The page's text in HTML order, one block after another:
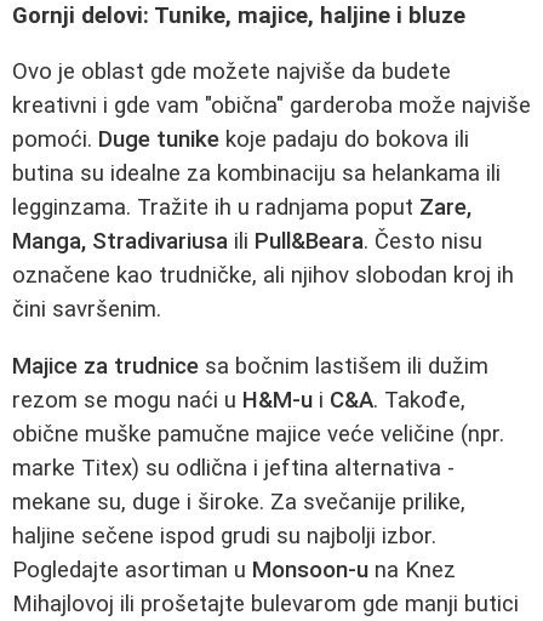
Gornji delovi: Tunike, majice, haljine i bluze
Ovo je oblast gde možete najviše da budete
kreativni i gde vam "obična" garderoba može najviše
pomoći. Duge tunike koje padaju do bokova ili
butina su idealne za kombinaciju sa helankama ili
legginzama. Tražite ih u radnjama poput Zare,
Manga, Stradivariusa ili Pull&Beara. Često nisu
označene kao trudničke, ali njihov slobodan kroj ih
čini savršenim.
Majice za trudnice sa bočnim lastišem ili dužim
rezom se mogu naći u H&M-u i C&A. Takođe,
obične muške pamučne majice veće veličine (npr.
marke Titex) su odlična i jeftina alternativa -
mekane su, duge i široke. Za svečanije prilike,
haljine sečene ispod grudi su najbolji izbor.
Pogledajte asortiman u Monsoon-u na Knez
Mihajlovoj ili prošetajte bulevarom gde manji butici